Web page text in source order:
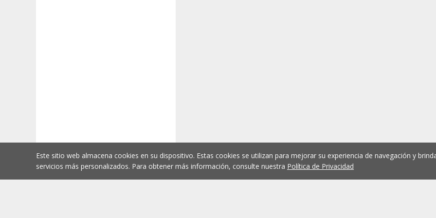
Este sitio web almacena cookies en su dispositivo. Estas cookies se utilizan para mejorar su experiencia de navegación y
servicios más personalizados. Para obtener más información, consulte nuestra Política de Privacidad